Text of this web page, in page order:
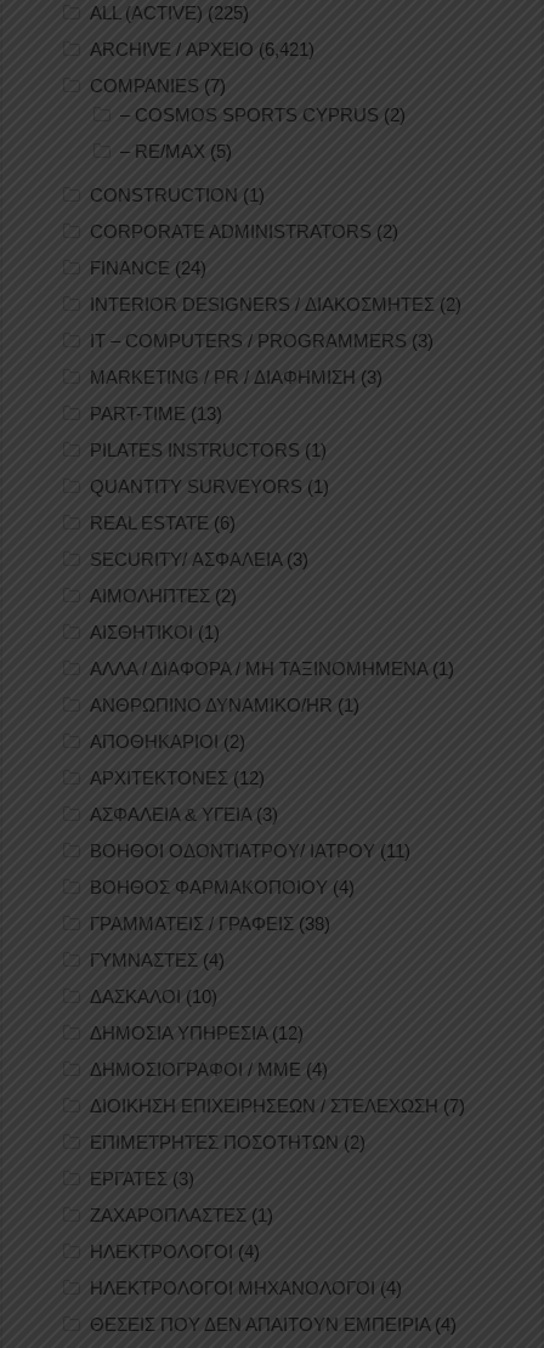
ALL (ACTIVE) (225)
ARCHIVE / ΑΡΧΕΙΟ (6,421)
COMPANIES (7)
– COSMOS SPORTS CYPRUS (2)
– RE/MAX (5)
CONSTRUCTION (1)
CORPORATE ADMINISTRATORS (2)
FINANCE (24)
INTERIOR DESIGNERS / ΔΙΑΚΟΣΜΗΤΕΣ (2)
IT – COMPUTERS / PROGRAMMERS (3)
MARKETING / PR / ΔΙΑΦΗΜΙΣΗ (3)
PART-TIME (13)
PILATES INSTRUCTORS (1)
QUANTITY SURVEYORS (1)
REAL ESTATE (6)
SECURITY/ ΑΣΦΑΛΕΙΑ(3)
ΑΙΜΟΛΗΠΤΕΣ (2)
ΑΙΣΘΗΤΙΚΟΙ (1)
ΑΛΛΑ / ΔΙΑΦΟΡΑ / ΜΗ ΤΑΞΙΝΟΜΗΜΕΝΑ(1)
ΑΝΘΡΩΠΙΝΟ ΔΥΝΑΜΙΚΟ/HR (1)
ΑΠΟΘΗΚΑΡΙΟΙ (2)
ΑΡΧΙΤΕΚΤΟΝΕΣ (12)
ΑΣΦΑΛΕΙΑ & ΥΓΕΙΑ (3)
ΒΟΗΘΟΙ ΟΔΟΝΤΙΑΤΡΟΥ/ ΙΑΤΡΟΥ (11)
ΒΟΗΘΟΣ ΦΑΡΜΑΚΟΠΟΙΟΥ (4)
ΓΡΑΜΜΑΤΕΙΣ / ΓΡΑΦΕΙΣ (38)
ΓΥΜΝΑΣΤΕΣ (4)
ΔΑΣΚΑΛΟΙ (10)
ΔΗΜΟΣΙΑ ΥΠΗΡΕΣΙΑ(12)
ΔΗΜΟΣΙΟΓΡΑΦΟΙ / ΜΜΕ (4)
ΔΙΟΙΚΗΣΗ ΕΠΙΧΕΙΡΗΣΕΩΝ / ΣΤΕΛΕΧΩΣΗ (7)
ΕΠΙΜΕΤΡΗΤΕΣ ΠΟΣΟΤΗΤΩΝ (2)
ΕΡΓΑΤΕΣ (3)
ΖΑΧΑΡΟΠΛΑΣΤΕΣ (1)
ΗΛΕΚΤΡΟΛΟΓΟΙ (4)
ΗΛΕΚΤΡΟΛΟΓΟΙ ΜΗΧΑΝΟΛΟΓΟΙ (4)
ΘΕΣΕΙΣ ΠΟΥ ΔΕΝ ΑΠΑΙΤΟΥΝ ΕΜΠΕΙΡΙΑ(4)